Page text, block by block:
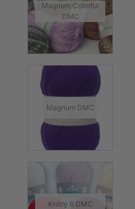
Magnum Colorful
DMC
Magnum DMC
Knitty 6 DMC